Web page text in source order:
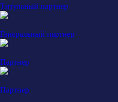
Титульный партнер
Генеральный партнер
Партнер
Партнер